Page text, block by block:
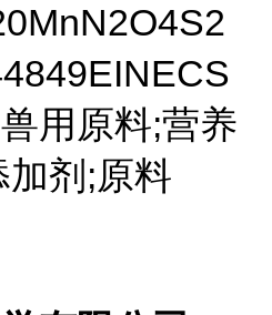
用原料;营养
剂;原料